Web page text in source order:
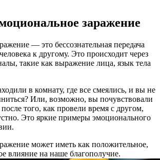
заражение
— это бессознательная передача
к другому. Это происходит через
такие как выражение лица, язык тела
в комнату, где все смеялись, и вы не
Или, возможно, вы почувствовали
того, как провели время с другом,
Это яркие примеры эмоционального
может иметь как положительное,
влияние на наше благополучие.